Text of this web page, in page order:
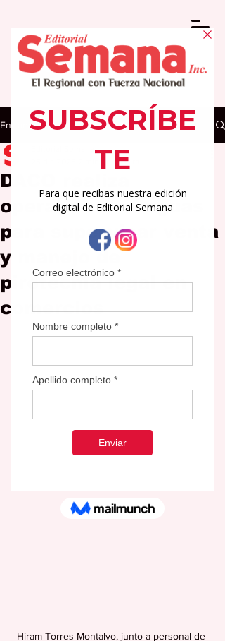
Entrada
DACO realiza
operativo en Caguas
para supervisar venta
y manejo de
pirotecnia legal en
comercios
2 min de lectura
Hiram Torres Montalvo, junto a personal de